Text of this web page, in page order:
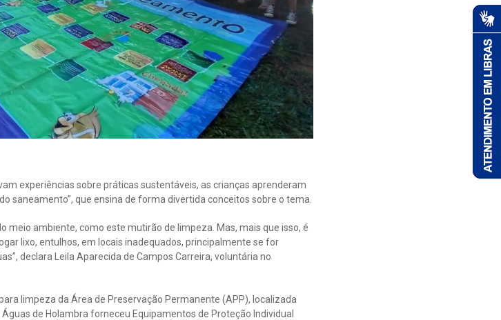
experiências sobre práticas sustentáveis, as crianças aprenderam
saneamento”, que ensina de forma divertida conceitos sobre o tema.
meio ambiente, como este mutirão de limpeza. Mas, mais que isso, é
lixo, entulhos, em locais inadequados, principalmente se for
declara Leila Aparecida de Campos Carreira, voluntária no
limpeza da Área de Preservação Permanente (APP), localizada
de Holambra forneceu Equipamentos de Proteção Individual